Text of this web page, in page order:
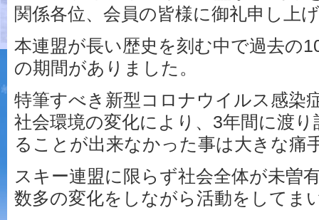
関係各位、会員の皆様に御礼申し上
本連盟が長い歴史を刻む中で過去の
の期間がありました。
特筆すべき新型コロナウイルス感染
社会環境の変化により、3年間に渡
ることが出来なかった事は大きな痛
スキー連盟に限らず社会全体が未曽
数多の変化をしながら活動をしてま